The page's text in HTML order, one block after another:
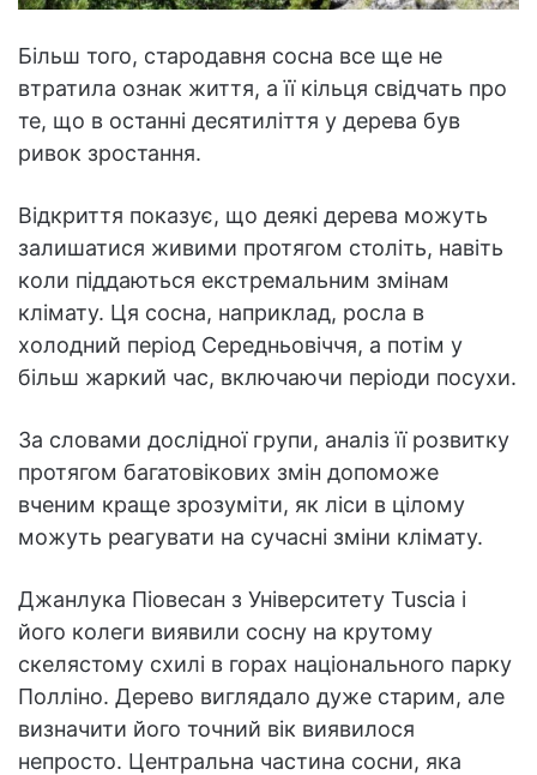
Більш того, стародавня сосна все ще не
втратила ознак життя, а її кільця свідчать про
те, що в останні десятиліття у дерева був
ривок зростання.
Відкриття показує, що деякі дерева можуть
залишатися живими протягом століть, навіть
коли піддаються екстремальним змінам
клімату. Ця сосна, наприклад, росла в
холодний період Середньовіччя, а потім у
більш жаркий час, включаючи періоди посухи.
За словами дослідної групи, аналіз її розвитку
протягом багатовікових змін допоможе
вченим краще зрозуміти, як ліси в цілому
можуть реагувати на сучасні зміни клімату.
Джанлука Піовесан з Університету Tuscia і
його колеги виявили сосну на крутому
скелястому схилі в горах національного парку
Полліно. Дерево виглядало дуже старим, але
визначити його точний вік виявилося
непросто. Центральна частина сосни, яка